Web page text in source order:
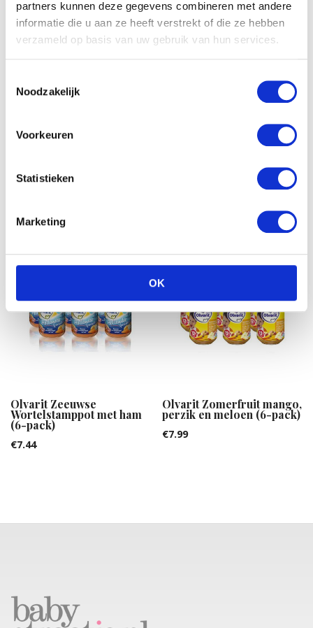
partners kunnen deze gegevens combineren met andere
informatie die u aan ze heeft verstrekt of die ze hebben
verzameld op basis van uw gebruik van hun services.
Noodzakelijk
Voorkeuren
Statistieken
Marketing
OK
Olvarit Menu voor kindjes
vanaf 15 maanden met de
Bambix Mijn Eerste Papje
Rijstebloem Naturel 2
Olvarit Zeeuwse
Wortelstamppot met ham
(6-pack)
€7.44
Olvarit Zomerfruit mango,
perzik en meloen (6-pack)
€7.99